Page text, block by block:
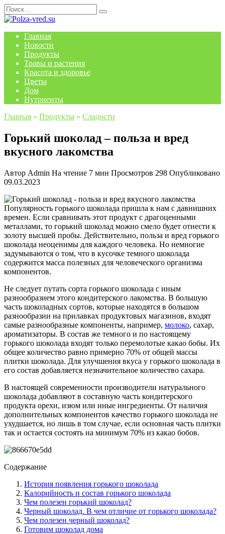
Перейти
к
Search
for:
Главная
Новости
Продукты
Травы и растения
Красота и здоровье
Цветы
Дом
Нутриенты
Главная » Продукты » Сладости
Горький шоколад – польза и вред
вкусного лакомства
Автор Admin На чтение 7 мин Просмотров 298 Опубликовано
09.03.2023
Популярность горького шоколада пришла к нам с давнишних
времен. Если сравнивать этот продукт с драгоценными
металлами, то горький шоколад можно смело будет отнести к
золоту высшей пробы. Действительно, польза и вред горького
шоколада неоценимы для каждого человека. Но немногие
задумываются о том, что в кусочке темного шоколада
содержится масса полезных для человеческого организма
компонентов.
Не следует путать сорта горького шоколада с иным
разнообразием этого кондитерского лакомства. В большую
часть шоколадных сортов, которые находятся в большом
разнообразии на прилавках продуктовых магазинов, входят
самые разнообразные компоненты, например, молоко, сахар,
ароматизаторы. В состав же темного и по настоящему
горького шоколада входят только перемолотые какао бобы. Их
общее количество равно примерно 70% от общей массы
плитки шоколада. Для улучшения вкуса у горького шоколада в
его состав добавляется незначительное количество сахара.
В настоящей современности производители натурального
шоколада добавляют в составную часть кондитерского
продукта орехи, изюм или иные ингредиенты. От наличия
дополнительных компонентов качество горького шоколада не
ухудшается, но лишь в том случае, если основная часть плитки
так и остается состоять на минимум 70% из какао бобов.
Содержание
История появления горького шоколада
Калорийность и состав горького шоколада
Чем полезен горький шоколад?
Черный шоколад. В чем отличие от горького шоколада?
Чем полезен черный шоколад?
Готовим шоколад дома